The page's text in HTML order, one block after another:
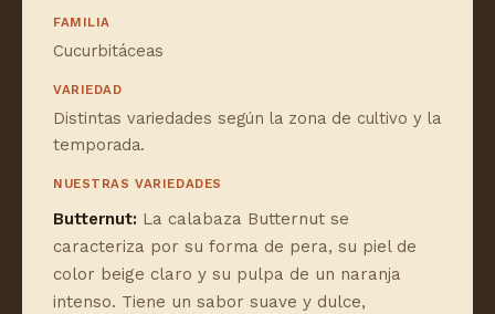
FAMILIA
Cucurbitáceas
VARIEDAD
Distintas variedades según la zona de cultivo y la
temporada.
NUESTRAS VARIEDADES
Butternut: La calabaza Butternut se
caracteriza por su forma de pera, su piel de
color beige claro y su pulpa de un naranja
intenso. Tiene un sabor suave y dulce,